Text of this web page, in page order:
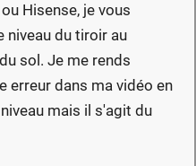
Hisense, je vous
niveau du tiroir au
sol. Je me rends
erreur dans ma vidéo en
mais il s'agit du